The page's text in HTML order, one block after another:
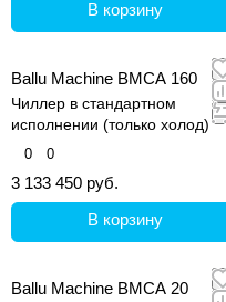
В корзину
Ballu Machine BMCA 160
Чиллер в стандартном
исполнении (только холод)
0 0
3 133 450 руб.
В корзину
Ballu Machine BMCA 20